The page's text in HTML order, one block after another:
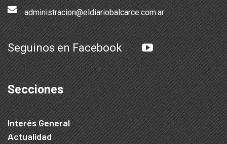
administracion@eldiariobalcarce.com.ar
Seguinos en Facebook
Secciones
Interés General
Actualidad